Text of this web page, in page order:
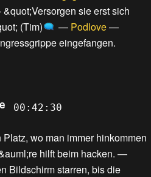
&quot;Versorgen sie erst sich
(Tim)
— Podlove—
eingefangen.
00:42:30
wo man immer hinkommen
hilft beim hacken. —
Bildschirm starren, bis die